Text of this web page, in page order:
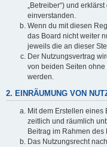
„Betreiber“) und
einverstanden.
Wenn du mit diesen
das Board nicht weiter
jeweils die an dieser
Der Nutzungsvertrag
von beiden Seiten
werden.
2. EINRÄUMUNG VON
Mit dem Erstellen
zeitlich und räumlich
Beitrag im Rahmen des
Das Nutzungsrecht